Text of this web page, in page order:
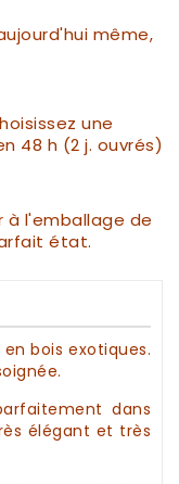
même,
une
48 h (2 j. ouvrés)
à l'emballage de
état.
en bois exotiques.
dans
élégant et très